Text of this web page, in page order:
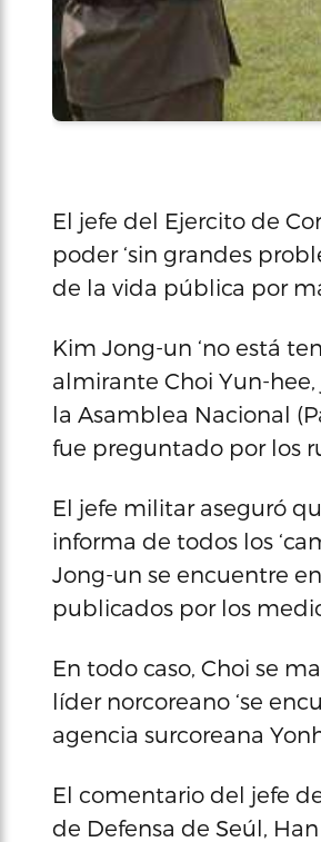
El jefe del Ejercito de
poder ‘sin grandes
de la vida pública por
Kim Jong-un ‘no está
almirante Choi Yun-
la Asamblea Nacional
fue preguntado por los
El jefe militar aseguró
informa de todos los
Jong-un se encuentre
publicados por los
En todo caso, Choi se
líder norcoreano ‘se
agencia surcoreana
El comentario del jefe
de Defensa de Seúl,